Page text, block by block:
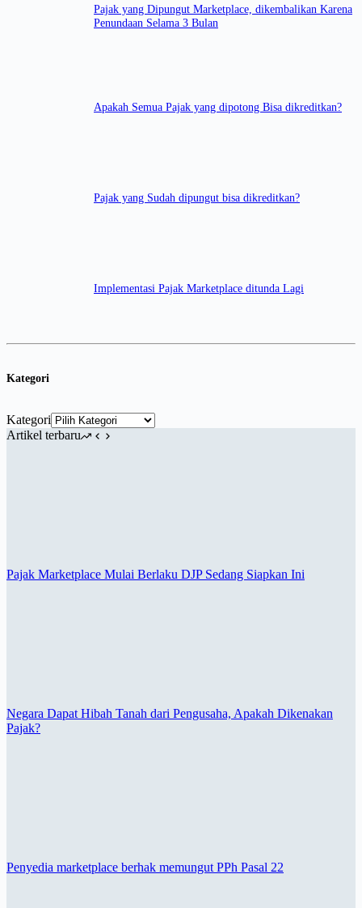
Pajak yang Dipungut Marketplace, dikembalikan Karena
Penundaan Selama 3 Bulan
Apakah Semua Pajak yang dipotong Bisa dikreditkan?
Pajak yang Sudah dipungut bisa dikreditkan?
Implementasi Pajak Marketplace ditunda Lagi
Kategori
Kategori
Artikel terbaru
Pajak Marketplace Mulai Berlaku DJP Sedang Siapkan Ini
Negara Dapat Hibah Tanah dari Pengusaha, Apakah Dikenakan
Pajak?
Penyedia marketplace berhak memungut PPh Pasal 22